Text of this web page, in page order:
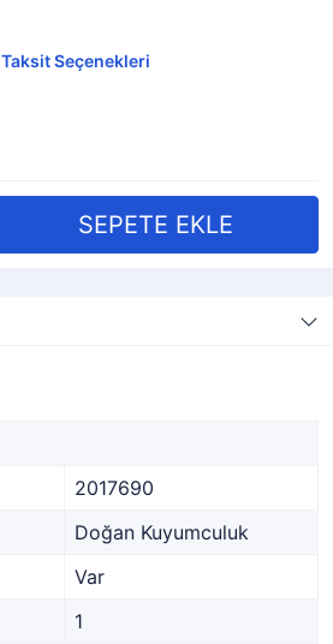
Taksit Seçenekleri
2017690
Doğan Kuyumculuk
Var
1